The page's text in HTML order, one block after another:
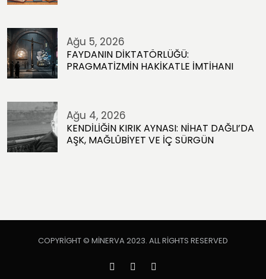
Ağu 5, 2026
FAYDANIN DİKTATÖRLÜĞÜ:
PRAGMATİZMİN HAKİKATLE İMTİHANI
Ağu 4, 2026
KENDİLİĞİN KIRIK AYNASI: NİHAT DAĞLI’DA
AŞK, MAĞLÛBİYET VE İÇ SÜRGÜN
COPYRIGHT © MINERVA 2023. ALL RIGHTS RESERVED